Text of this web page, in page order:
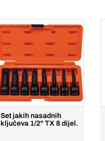
Set jakih nasadnih
ključeva 1/2" TX 8 dijel.